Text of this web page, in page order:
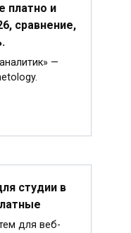
платно и
сравнение,
—
студии в
для веб-